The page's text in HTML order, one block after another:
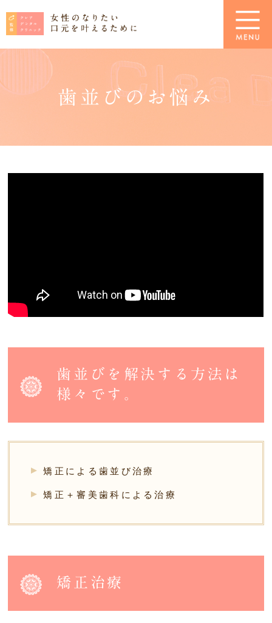
歯並びのお悩み
歯並びを解決する方法は
様々です。
矯正による歯並び治療
矯正＋審美歯科による治療
矯正治療